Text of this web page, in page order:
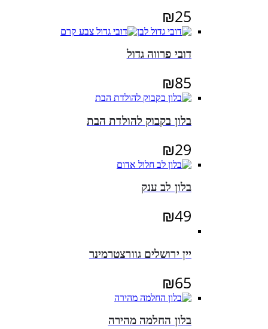
₪25
דובי פרווה גדול
₪85
בלון בקבוק להולדת הבת
₪29
בלון לב ענק
₪49
יין ירושלים גוורצטרמינר
₪65
בלון החלמה מהירה